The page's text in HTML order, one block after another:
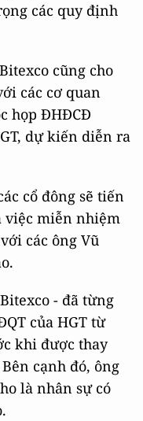
các quy định
cũng cho
các cơ quan
họp ĐHĐCĐ
dự kiến diễn ra
cổ đông sẽ tiến
việc miễn nhiệm
các ông Vũ
- đã từng
của HGT từ
khi được thay
cạnh đó, ông
là nhân sự có